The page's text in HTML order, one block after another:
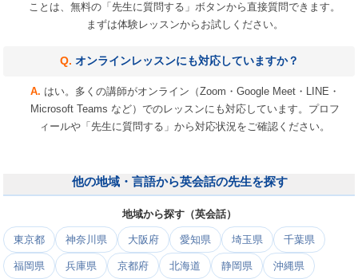
ことは、無料の「先生に質問する」ボタンから直接質問できます。
まずは体験レッスンからお試しください。
オンラインレッスンにも対応していますか？
はい。多くの講師がオンライン（Zoom・Google Meet・LINE・
Microsoft Teams など）でのレッスンにも対応しています。プロフ
ィールや「先生に質問する」から対応状況をご確認ください。
他の地域・言語から英会話の先生を探す
地域から探す（英会話）
東京都 神奈川県 大阪府 愛知県 埼玉県 千葉県
福岡県 兵庫県 京都府 北海道 静岡県 沖縄県